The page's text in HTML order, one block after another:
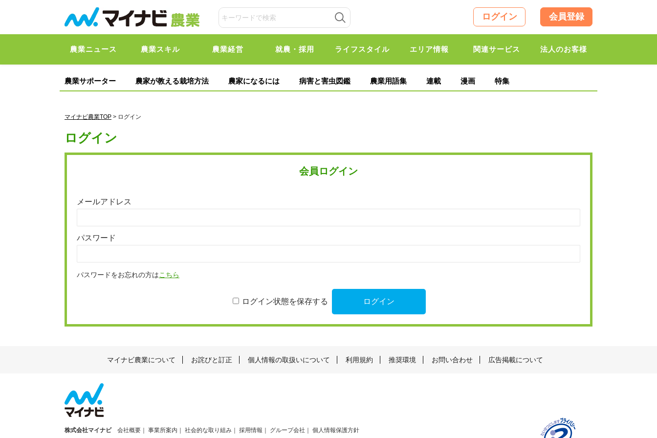
ログイン 会員登録
農業ニュース 農業スキル 農業経営 就農・採用 ライフスタイル エリア情報 関連サービス 法人のお客様
農業サポーター 農家が教える栽培方法 農家になるには 病害と害虫図鑑 農業用語集 連載 漫画 特集
マイナビ農業TOP > ログイン
ログイン
会員ログイン
メールアドレス
パスワード
パスワードをお忘れの方はこちら
ログイン状態を保存する
マイナビ農業について お詫びと訂正 個人情報の取扱いについて 利用規約 推奨環境 お問い合わせ 広告掲載について
株式会社マイナビ 会社概要 事業所案内 社会的な取り組み 採用情報 グループ会社 個人情報保護方針